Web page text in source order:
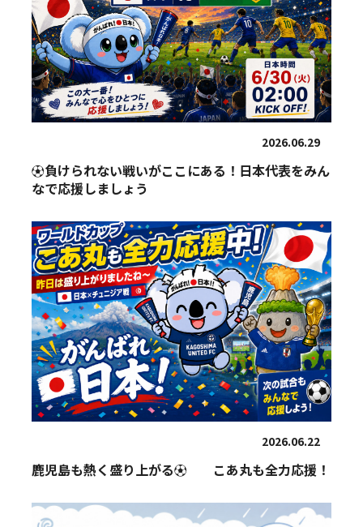
2026.06.29
⚽負けられない戦いがここにある！日本代表をみん
なで応援しましょう
2026.06.22
鹿児島も熱く盛り上がる⚽ こあ丸も全力応援！